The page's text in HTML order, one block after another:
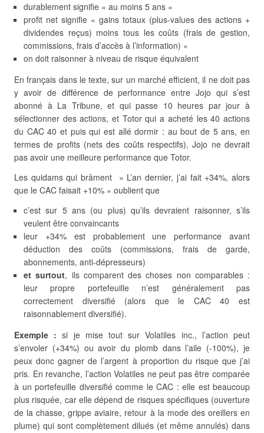
durablement signifie « au moins 5 ans »
profit net signifie « gains totaux (plus-values des actions +
dividendes reçus) moins tous les coûts (frais de gestion,
commissions, frais d’accès à l’information) »
on doit raisonner à niveau de risque équivalent
En français dans le texte, sur un marché efficient, il ne doit pas
y avoir de différence de performance entre Jojo qui s’est
abonné à La Tribune, et qui passe 10 heures par jour à
sélectionner des actions, et Totor qui a acheté les 40 actions
du CAC 40 et puis qui est allé dormir : au bout de 5 ans, en
termes de profits (nets des coûts respectifs), Jojo ne devrait
pas avoir une meilleure performance que Totor.
Les quidams qui brâment » L’an dernier, j’ai fait +34%, alors
que le CAC faisait +10% » oublient que
c’est sur 5 ans (ou plus) qu’ils devraient raisonner, s’ils
veulent être convaincants
leur +34% est probablement une performance avant
déduction des coûts (commissions, frais de garde,
abonnements, anti-dépresseurs)
et surtout, ils comparent des choses non comparables :
leur propre portefeuille n’est généralement pas
correctement diversifié (alors que le CAC 40 est
raisonnablement diversifié).
Exemple : si je mise tout sur Volatiles inc., l’action peut
s’envoler (+34%) ou avoir du plomb dans l’aile (-100%), je
peux donc gagner de l’argent à proportion du risque que j’ai
pris. En revanche, l’action Volatiles ne peut pas être comparée
à un portefeuille diversifié comme le CAC : elle est beaucoup
plus risquée, car elle dépend de risques spécifiques (ouverture
de la chasse, grippe aviaire, retour à la mode des oreillers en
plume) qui sont complètement dilués (et même annulés) dans